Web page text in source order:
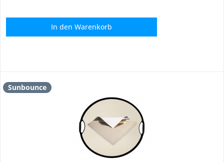
In den Warenkorb
Sunbounce